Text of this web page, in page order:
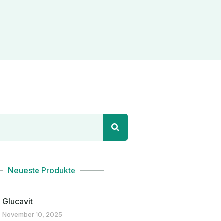
Neueste Produkte
Glucavit
November 10, 2025